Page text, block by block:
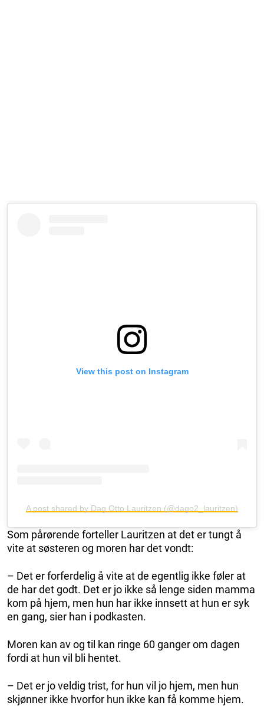
View this post on Instagram
A post shared by Dag Otto Lauritzen (@dago2_lauritzen)
Som pårørende forteller Lauritzen at det er tungt å
vite at søsteren og moren har det vondt:
– Det er forferdelig å vite at de egentlig ikke føler at
de har det godt. Det er jo ikke så lenge siden mamma
kom på hjem, men hun har ikke innsett at hun er syk
en gang, sier han i podkasten.
Moren kan av og til kan ringe 60 ganger om dagen
fordi at hun vil bli hentet.
– Det er jo veldig trist, for hun vil jo hjem, men hun
skjønner ikke hvorfor hun ikke kan få komme hjem.